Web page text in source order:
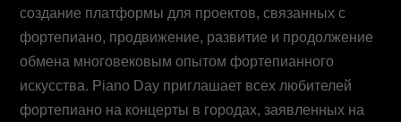
создание платформы для проектов, связанных с
фортепиано, продвижение, развитие и продолжение
обмена многовековым опытом фортепианного
искусства. Piano Day приглашает всех любителей
фортепиано на концерты в городах, заявленных на